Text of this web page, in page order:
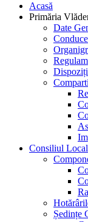
Acasă
Primăria
Date
Consiliul Local
Ședințe